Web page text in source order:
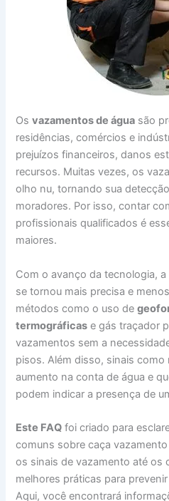
Osvazamentos de água são
residências, comércios e
prejuízos financeiros, danos
recursos. Muitas vezes, os
olho nu, tornando sua
moradores. Por isso, contar
profissionais qualificados é
maiores.
Com o avanço da tecnologia,
se tornou mais precisa e
métodos como o uso de
termográficas e gás traçador
vazamentos sem a
pisos. Além disso, sinais como
aumento na conta de água e
podem indicar a presença de
Este FAQ foi criado para
comuns sobre caça
os sinais de vazamento até os
melhores práticas para
Aqui, você encontrará